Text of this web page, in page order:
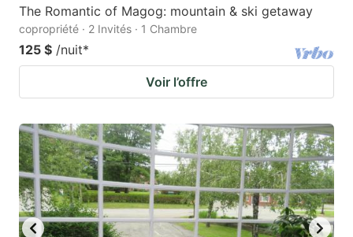
The Romantic of Magog: mountain & ski getaway
copropriété · 2 Invités · 1 Chambre
125 $ /nuit*
Voir l’offre